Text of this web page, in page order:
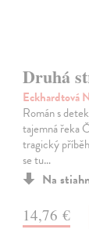
Druhá
Eckhardtová
Román s
tajemná řeka
tragický
se tu…
Na
14,76 €